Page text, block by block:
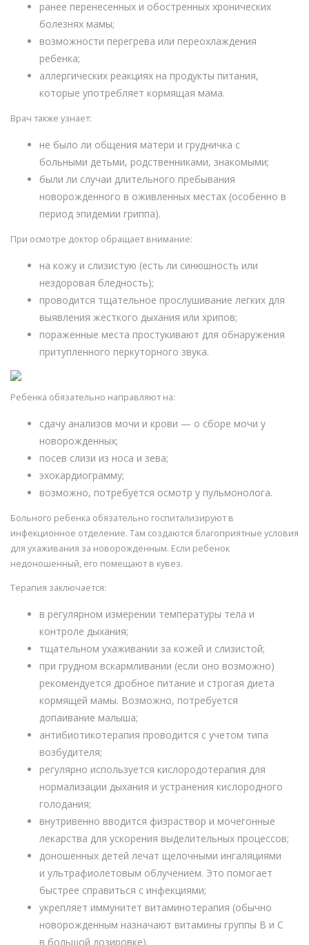
ранее перенесенных и обостренных хронических
болезнях мамы;
возможности перегрева или переохлаждения
ребенка;
аллергических реакциях на продукты питания,
которые употребляет кормящая мама.
Врач также узнает:
не было ли общения матери и грудничка с
больными детьми, родственниками, знакомыми;
были ли случаи длительного пребывания
новорожденного в оживленных местах (особенно в
период эпидемии гриппа).
При осмотре доктор обращает внимание:
на кожу и слизистую (есть ли синюшность или
нездоровая бледность);
проводится тщательное прослушивание легких для
выявления жесткого дыхания или хрипов;
пораженные места простукивают для обнаружения
притупленного перкуторного звука.
Ребенка обязательно направляют на:
сдачу анализов мочи и крови — о сборе мочи у
новорожденных;
посев слизи из носа и зева;
эхокардиограмму;
возможно, потребуется осмотр у пульмонолога.
Больного ребенка обязательно госпитализируют в
инфекционное отделение. Там создаются благоприятные условия
для ухаживания за новорожденным. Если ребенок
недоношенный, его помещают в кувез.
Терапия заключается:
в регулярном измерении температуры тела и
контроле дыхания;
тщательном ухаживании за кожей и слизистой;
при грудном вскармливании (если оно возможно)
рекомендуется дробное питание и строгая диета
кормящей мамы. Возможно, потребуется
допаивание малыша;
антибиотикотерапия проводится с учетом типа
возбудителя;
регулярно используется кислородотерапия для
нормализации дыхания и устранения кислородного
голодания;
внутривенно вводится физраствор и мочегонные
лекарства для ускорения выделительных процессов;
доношенных детей лечат щелочными ингаляциями
и ультрафиолетовым облучением. Это помогает
быстрее справиться с инфекциями;
укрепляет иммунитет витаминотерапия (обычно
новорожденным назначают витамины группы В и С
в большой дозировке).